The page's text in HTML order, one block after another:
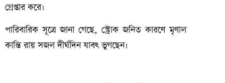
গ্রেপ্তার করে।
পারিবারিক সূত্রে জানা গেছে, স্ট্রোক জনিত কারণে মৃণাল
কান্তি রায় সজল দীর্ঘদিন যাবৎ ভুগছেন।